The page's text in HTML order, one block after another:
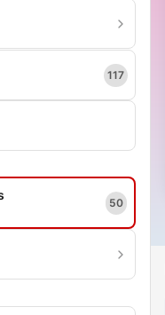
117
50